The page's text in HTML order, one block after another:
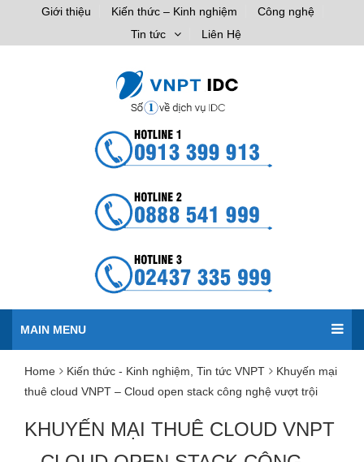
Giới thiệu Kiến thức – Kinh nghiệm
Công nghệ
Tin tức
Liên Hệ
MAIN MENU
Home Kiến thức - Kinh nghiệm Tin tức VNPT
Khuyến mại
thuê cloud VNPT – Cloud open stack công nghệ vượt trội
KHUYẾN MẠI THUÊ CLOUD VNPT